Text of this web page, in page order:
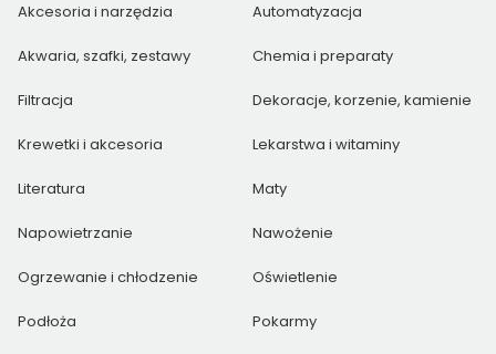
Akcesoria i narzędzia Automatyzacja
Akwaria, szafki, zestawy Chemia i preparaty
Filtracja Dekoracje, korzenie, kamienie
Krewetki i akcesoria Lekarstwa i witaminy
Literatura Maty
Napowietrzanie Nawożenie
Ogrzewanie i chłodzenie Oświetlenie
Podłoża Pokarmy